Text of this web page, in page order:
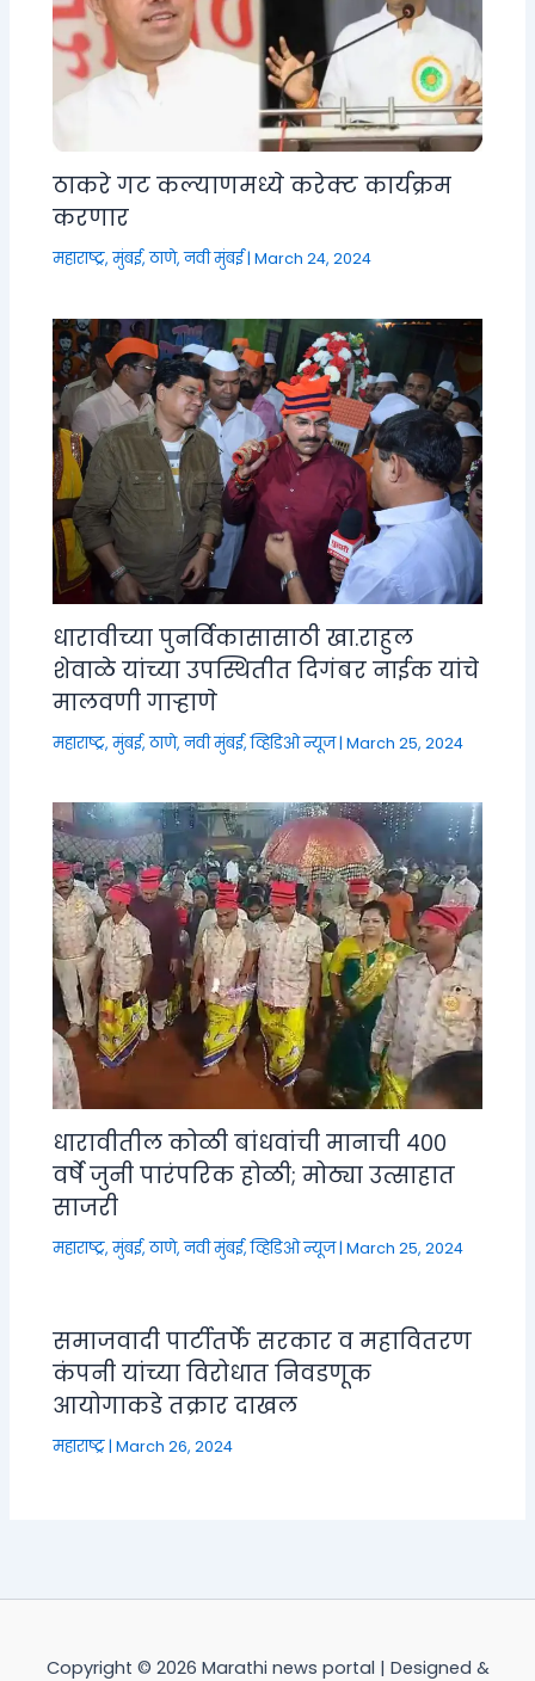
ठाकरे गट कल्याणमध्ये करेक्ट कार्यक्रम
करणार
महाराष्ट्र,मुंबई, ठाणे, नवी मुंबई|March 24, 2024
धारावीच्या पुनर्विकासासाठी खा.राहुल
शेवाळे यांच्या उपस्थितीत दिगंबर नाईक यांचे
मालवणी गाऱ्हाणे
महाराष्ट्र,मुंबई, ठाणे, नवी मुंबई,व्हिडिओ न्यूज|March 25, 2024
धारावीतील कोळी बांधवांची मानाची ४००
वर्षे जुनी पारंपरिक होळी; मोठ्या उत्साहात
साजरी
महाराष्ट्र,मुंबई, ठाणे, नवी मुंबई,व्हिडिओ न्यूज|March 25, 2024
समाजवादी पार्टीतर्फे सरकार व महावितरण
कंपनी यांच्या विरोधात निवडणूक
आयोगाकडे तक्रार दाखल
महाराष्ट्र|March 26, 2024
Copyright © 2026 Marathi news portal | Designed &